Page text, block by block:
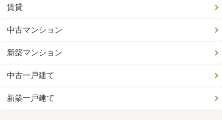
賃貸
中古マンション
新築マンション
中古一戸建て
新築一戸建て